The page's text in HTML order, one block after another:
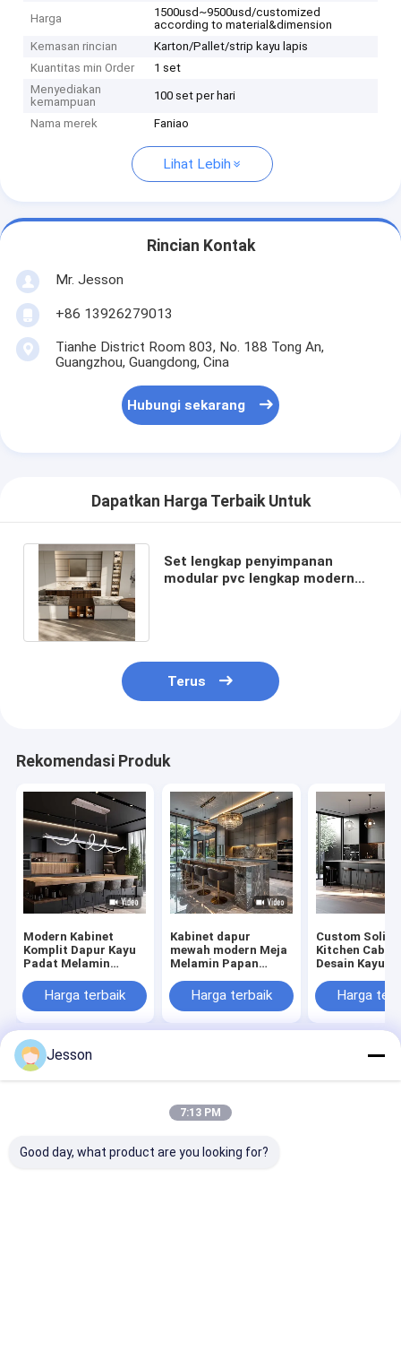
Harga
1500usd~9500usd/customized
according to material&dimension
Kemasan rincian
Karton/Pallet/strip kayu lapis
Kuantitas min Order
1 set
Menyediakan
kemampuan
100 set per hari
Nama merek Faniao
Lihat Lebih
Rincian Kontak
Mr. Jesson
+86 13926279013
Tianhe District Room 803, No. 188 Tong An,
Guangzhou, Guangdong, Cina
Hubungi sekarang
Dapatkan Harga Terbaik Untuk
Set lengkap penyimpanan
modular pvc lengkap modern
Terus
Rekomendasi Produk
Modern Kabinet
Komplit Dapur Kayu
Padat Melamin
Perancis Marmer
Laci Keranjang
Dapur
Harga terbaik
Kabinet dapur
mewah modern Meja
Melamin Papan
Desain modular
untuk penggunaan
langsung
Harga terbaik
Custom Solid
Kitchen
Desain Kayu
Hinges Soft-
Quartz
Harga
Sitemap
Kebijakan Privasi
Lemari Dapur Kayu KlasikPabrik cina.Copyright © 2025
Guangzhou Faniao Cabinet Co.Ltd.. All Rights Reserved.
Jesson
7:13 PM
Good day, what product are you looking for?